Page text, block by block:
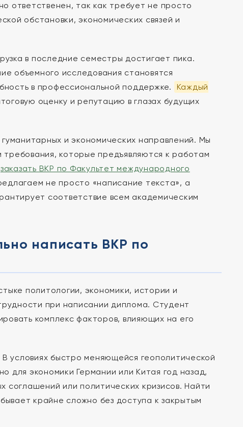
ответственен, так как требует не просто
обстановки, экономических связей и
в последние семестры достигает пика.
объемного исследования становятся
в профессиональной поддержке.
Каждый
оценку и репутацию в глазах будущих
и экономических направлений. Мы
требования, которые предъявляются к работам
заказать ВКР по Факультет международного
не просто «написание текста», а
соответствие всем академическим
написать ВКР по
политологии, экономики, истории и
при написании диплома. Студент
комплекс факторов, влияющих на его
В условиях быстро меняющейся геополитической
для экономики Германии или Китая год назад,
соглашений или политических кризисов. Найти
крайне сложно без доступа к закрытым